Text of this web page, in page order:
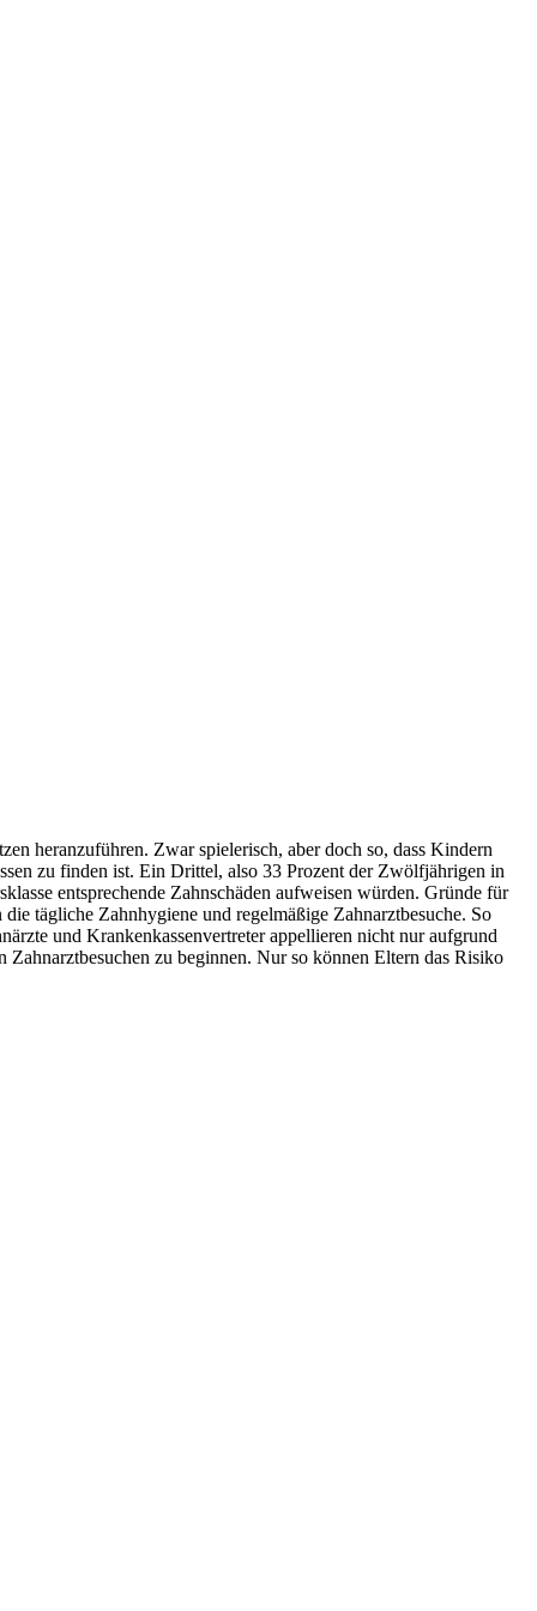
heranzuführen. Zwar spielerisch, aber doch so, dass Kindern
zu finden ist. Ein Drittel, also 33 Prozent der Zwölfjährigen in
entsprechende Zahnschäden aufweisen würden. Gründe für
tägliche Zahnhygiene und regelmäßige Zahnarztbesuche. So
und Krankenkassenvertreter appellieren nicht nur aufgrund
zu beginnen. Nur so können Eltern das Risiko